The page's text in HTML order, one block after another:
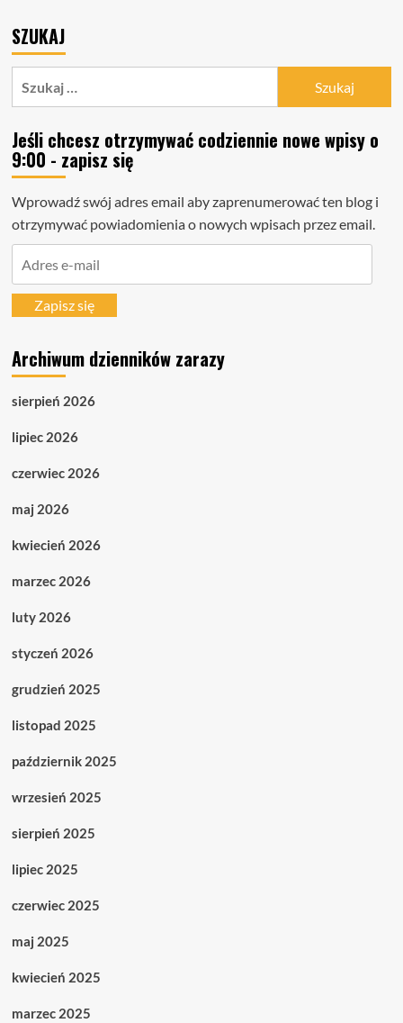
SZUKAJ
Jeśli chcesz otrzymywać codziennie nowe wpisy o
9:00 - zapisz się
Wprowadź swój adres email aby zaprenumerować ten blog i
otrzymywać powiadomienia o nowych wpisach przez email.
mailZapisz się
Archiwum dzienników zarazy
sierpień 2026
lipiec 2026
czerwiec 2026
maj 2026
kwiecień 2026
marzec 2026
luty 2026
styczeń 2026
grudzień 2025
listopad 2025
październik 2025
wrzesień 2025
sierpień 2025
lipiec 2025
czerwiec 2025
maj 2025
kwiecień 2025
marzec 2025